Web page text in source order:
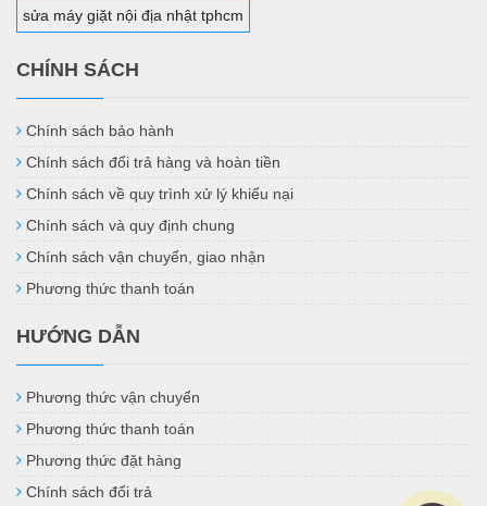
sửa máy giặt nội địa nhật tphcm
CHÍNH SÁCH
Chính sách bảo hành
Chính sách đổi trả hàng và hoàn tiền
Chính sách về quy trình xử lý khiếu nại
Chính sách và quy định chung
Chính sách vận chuyển, giao nhận
Phương thức thanh toán
HƯỚNG DẪN
Phương thức vận chuyển
Phương thức thanh toán
Phương thức đặt hàng
Chính sách đổi trả